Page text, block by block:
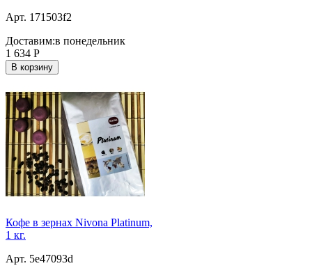
Арт. 171503f2
Доставим:в понедельник
1 634 Р
В корзину
Кофе в зернах Nivona Platinum,
1 кг.
Арт. 5e47093d